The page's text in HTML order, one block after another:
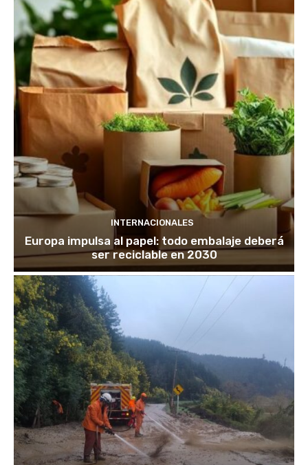
INTERNACIONALES
Europa impulsa al papel: todo embalaje deberá
ser reciclable en 2030